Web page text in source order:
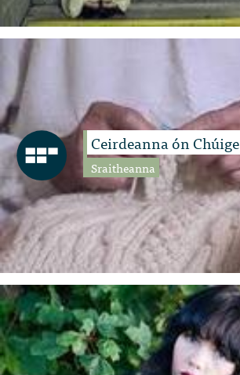
Ceirdeanna ón Chúige
Sraitheanna